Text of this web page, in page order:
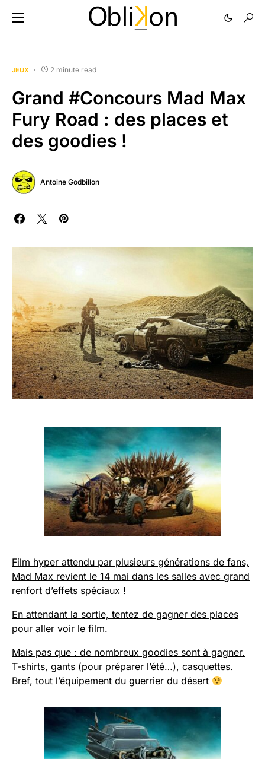
JEUX 2 minute read
Grand #Concours Mad Max
Fury Road : des places et
des goodies !
Antoine Godbillon
Film hyper attendu par plusieurs générations de fans,
Mad Max revient le 14 mai dans les salles avec grand
renfort d’effets spéciaux !
En attendant la sortie, tentez de gagner des places
pour aller voir le film.
Mais pas que : de nombreux goodies sont à gagner.
T-shirts, gants (pour préparer l’été…), casquettes.
Bref, tout l’équipement du guerrier du désert